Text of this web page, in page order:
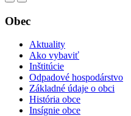
Obec
Aktuality
Ako vybaviť
Inštitúcie
Odpadové hospodárstvo
Základné údaje o obci
História obce
Insígnie obce